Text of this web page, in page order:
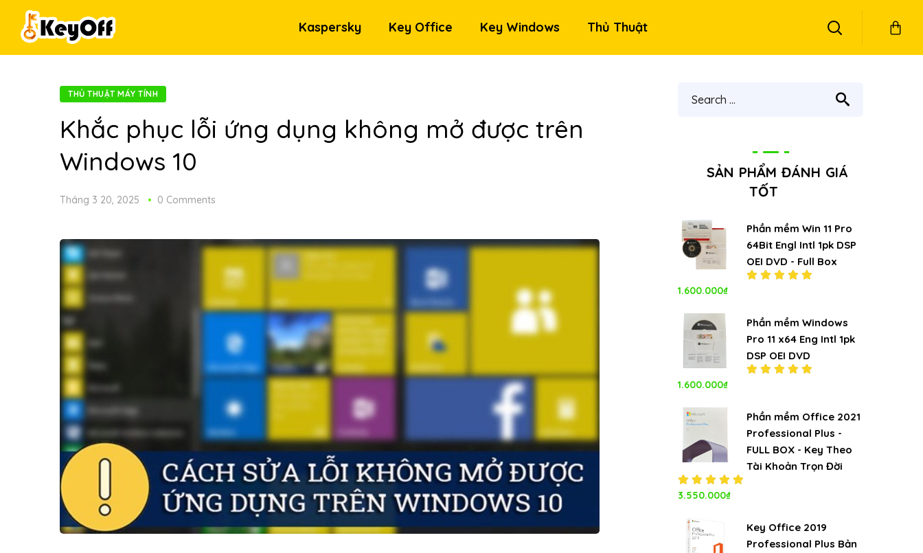
Kaspersky Key Office Key Windows Thủ Thuật
THỦ THUẬT MÁY TÍNH
Khắc phục lỗi ứng dụng không mở được trên
Windows 10
Tháng 3 20, 2025 0 Comments
SẢN PHẨM ĐÁNH GIÁ
TỐT
Phần mềm Win 11 Pro
64Bit Engl Intl 1pk DSP
OEI DVD - Full Box
sao
1.600.000₫
Phần mềm Windows
Pro 11 x64 Eng Intl 1pk
DSP OEI DVD
sao
1.600.000₫
Phần mềm Office 2021
Professional Plus -
FULL BOX - Key Theo
Tài Khoản Trọn Đời
Được xếp
sao
3.550.000₫
Key Office 2019
Professional Plus Bản